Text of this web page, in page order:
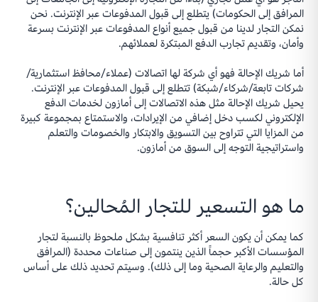
المرافق إلى الحكومات) يتطلع إلى قبول المدفوعات عبر الإنترنت. نحن
نمكن التجار لدينا من قبول جميع أنواع المدفوعات عبر الإنترنت بسرعة
وأمان، وتقديم تجارب الدفع المبتكرة لعملائهم.
أما شريك الإحالة فهو أي شركة لها اتصالات (عملاء/محافظ استثمارية/
شركات تابعة/شركاء/شبكة) تتطلع إلى قبول المدفوعات عبر الإنترنت.
يحيل شريك الإحالة مثل هذه الاتصالات إلى أمازون لخدمات الدفع
الإلكتروني لكسب دخل إضافي من الإيرادات، والاستمتاع بمجموعة كبيرة
من المزايا التي تتراوح بين التسويق والابتكار والخصومات والتعلم
واستراتيجية التوجه إلى السوق من أمازون.
ما هو التسعير للتجار المُحالين؟
كما يمكن أن يكون السعر أكثر تنافسية بشكل ملحوظ بالنسبة لتجار
المؤسسات الأكبر حجماً الذين ينتمون إلى صناعات محددة (المرافق
والتعليم والرعاية الصحية وما إلى ذلك). وسيتم تحديد ذلك على أساس
كل حالة.